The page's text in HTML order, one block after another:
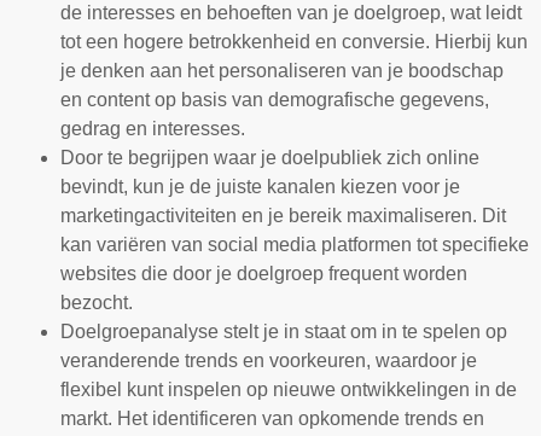
de interesses en behoeften van je doelgroep, wat leidt
tot een hogere betrokkenheid en conversie. Hierbij kun
je denken aan het personaliseren van je boodschap
en content op basis van demografische gegevens,
gedrag en interesses.
Door te begrijpen waar je doelpubliek zich online
bevindt, kun je de juiste kanalen kiezen voor je
marketingactiviteiten en je bereik maximaliseren. Dit
kan variëren van social media platformen tot specifieke
websites die door je doelgroep frequent worden
bezocht.
Doelgroepanalyse stelt je in staat om in te spelen op
veranderende trends en voorkeuren, waardoor je
flexibel kunt inspelen op nieuwe ontwikkelingen in de
markt. Het identificeren van opkomende trends en